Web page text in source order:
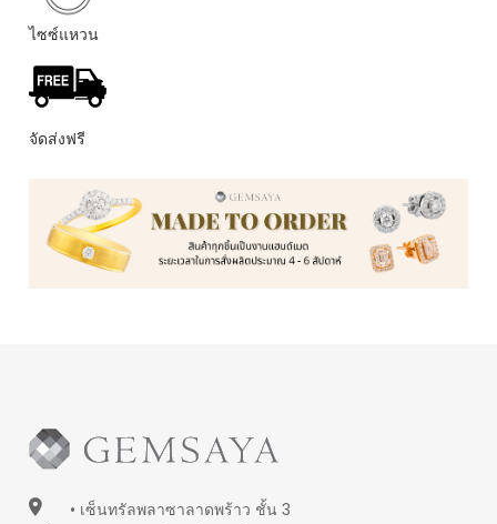
ไซซ์แหวน
จัดส่งฟรี
• เซ็นทรัลพลาซาลาดพร้าว ชั้น 3